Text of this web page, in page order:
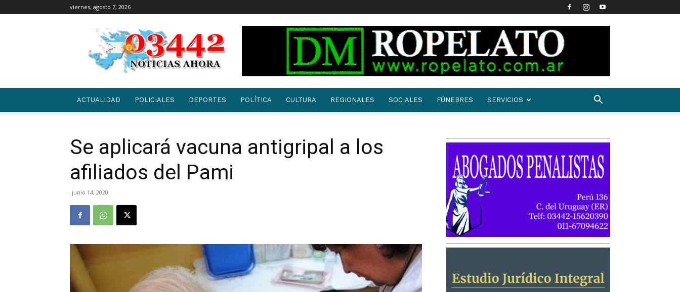
viernes, agosto 7, 2026
03442
|
NOTICIAS
ACTUALIDAD POLICIALES DEPORTES POLÍTICA CULTURA REGIONALES SOCIALES FÚNEBRES SERVICIOS
Se aplicará vacuna antigripal a los
afiliados del Pami
junio 14, 2020